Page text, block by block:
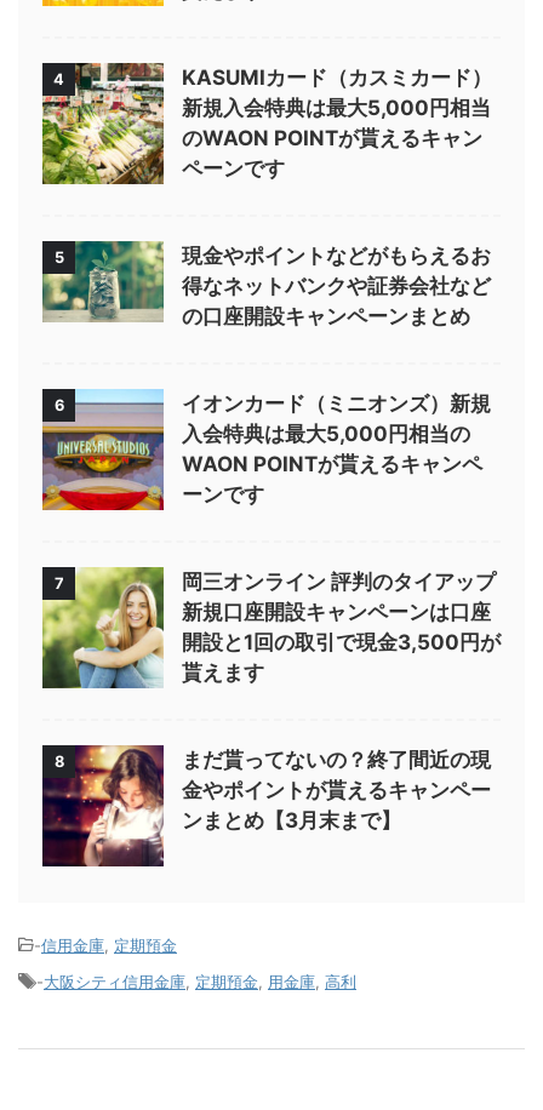
4
KASUMIカード（カスミカード）
新規入会特典は最大5,000円相当
のWAON POINTが貰えるキャン
ペーンです
5
現金やポイントなどがもらえるお
得なネットバンクや証券会社など
の口座開設キャンペーンまとめ
6
イオンカード（ミニオンズ）新規
入会特典は最大5,000円相当の
WAON POINTが貰えるキャンペ
ーンです
7
岡三オンライン 評判のタイアップ
新規口座開設キャンペーンは口座
開設と1回の取引で現金3,500円が
貰えます
8
まだ貰ってないの？終了間近の現
金やポイントが貰えるキャンペー
ンまとめ【3月末まで】
-信用金庫, 定期預金
-大阪シティ信用金庫, 定期預金, 用金庫, 高利